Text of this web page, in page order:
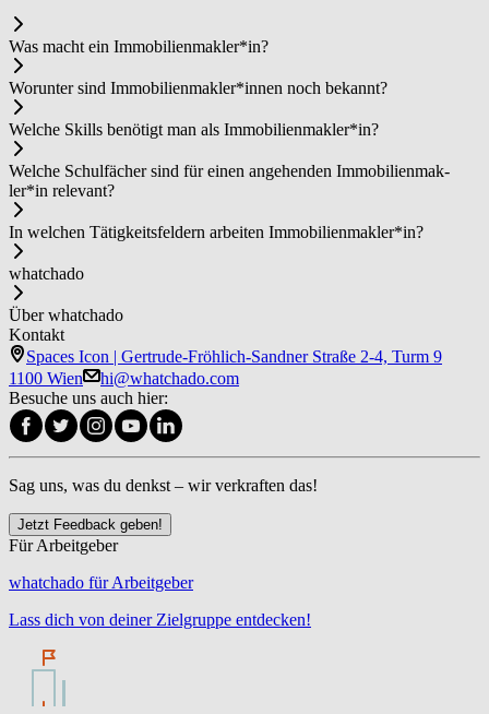
Was macht ein Im­mo­bi­li­en­mak­ler*in?
Worunter sind Im­mo­bi­li­en­mak­ler*in­nen noch bekannt?
Welche Skills benötigt man als Im­mo­bi­li­en­mak­ler*in?
Welche Schulfächer sind für einen angehenden Im­mo­bi­li­en­mak­
ler*in relevant?
In welchen Tätigkeitsfeldern arbeiten Im­mo­bi­li­en­mak­ler*in?
whatchado
Über whatchado
Kontakt
Spaces Icon | Gertrude-Fröhlich-Sandner Straße 2-4, Turm 9
1100 Wien
hi@whatchado.com
Besuche uns auch hier:
Sag uns, was du denkst – wir verkraften das!
Jetzt Feedback geben!
Für Arbeitgeber
whatchado für Arbeitgeber
Lass dich von deiner Zielgruppe entdecken!